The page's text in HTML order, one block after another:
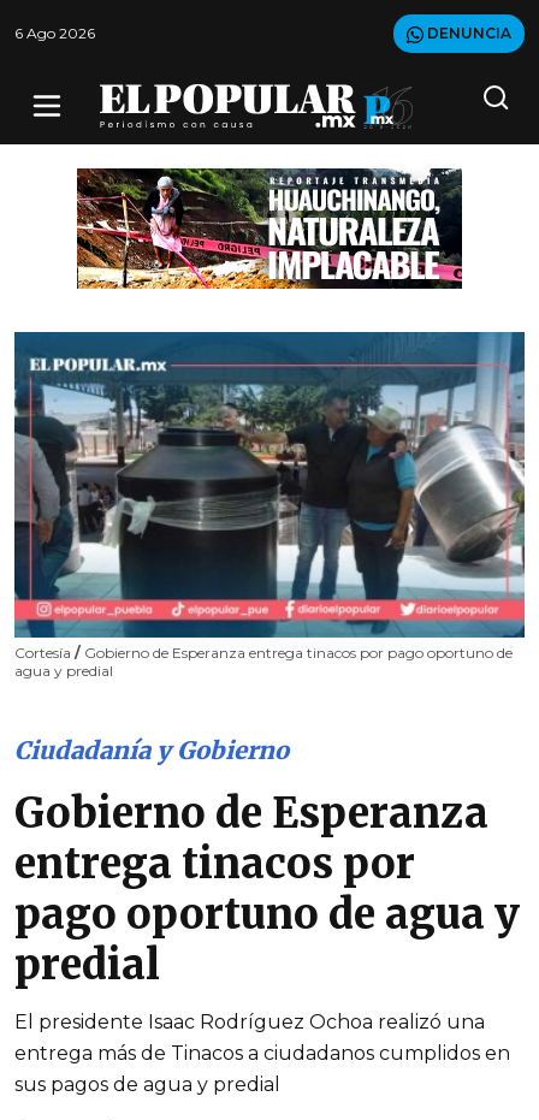
6 Ago 2026 DENUNCIA
Cortesía / Gobierno de Esperanza entrega tinacos por pago oportuno de
agua y predial
Ciudadanía y Gobierno
Gobierno de Esperanza
entrega tinacos por
pago oportuno de agua y
predial
El presidente Isaac Rodríguez Ochoa realizó una
entrega más de Tinacos a ciudadanos cumplidos en
sus pagos de agua y predial